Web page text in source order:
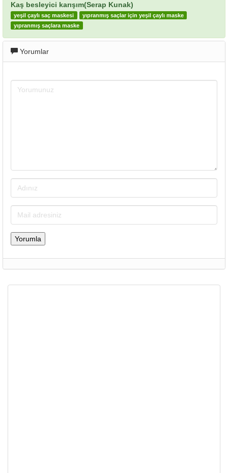
Kaş besleyici karışım(Serap Kunak)
yeşil çaylı saç maskesi
yıpranmış saçlar için yeşil çaylı maske
yıpranmış saçlara maske
Yorumlar